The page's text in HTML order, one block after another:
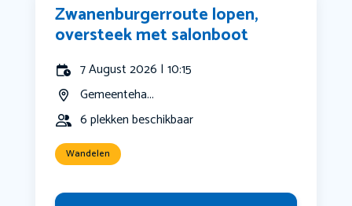
Zwanenburgerroute lopen,
oversteek met salonboot
7 August 2026 | 10:15
Gemeenteha...
6 plekken beschikbaar
Wandelen